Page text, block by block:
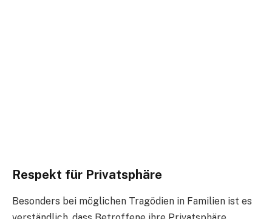
Respekt für Privatsphäre
Besonders bei möglichen Tragödien in Familien ist es